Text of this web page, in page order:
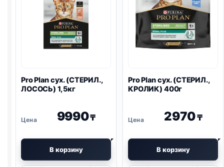
Pro Planсух. (СТЕРИЛ.,
ЛОСОСЬ) 1,5кг
9990₸
В корзину
Pro Planсух. (СТЕРИЛ.,
КРОЛИК) 400г
2970₸
В корзину